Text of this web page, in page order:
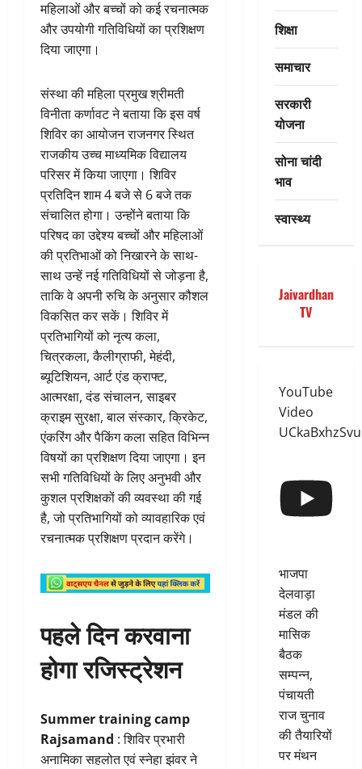
महिलाओं और बच्चों को कई रचनात्मक
और उपयोगी गतिविधियों का प्रशिक्षण
दिया जाएगा।
संस्था की महिला प्रमुख श्रीमती
विनीता कर्णावट ने बताया कि इस वर्ष
शिविर का आयोजन राजनगर स्थित
राजकीय उच्च माध्यमिक विद्यालय
परिसर में किया जाएगा। शिविर
प्रतिदिन शाम 4 बजे से 6 बजे तक
संचालित होगा। उन्होंने बताया कि
परिषद का उद्देश्य बच्चों और महिलाओं
की प्रतिभाओं को निखारने के साथ-
साथ उन्हें नई गतिविधियों से जोड़ना है,
ताकि वे अपनी रुचि के अनुसार कौशल
विकसित कर सकें। शिविर में
प्रतिभागियों को नृत्य कला,
चित्रकला, कैलीग्राफी, मेहंदी,
ब्यूटिशियन, आर्ट एंड क्राफ्ट,
आत्मरक्षा, दंड संचालन, साइबर
क्राइम सुरक्षा, बाल संस्कार, क्रिकेट,
एंकरिंग और पैकिंग कला सहित विभिन्न
विषयों का प्रशिक्षण दिया जाएगा। इन
सभी गतिविधियों के लिए अनुभवी और
कुशल प्रशिक्षकों की व्यवस्था की गई
है, जो प्रतिभागियों को व्यावहारिक एवं
रचनात्मक प्रशिक्षण प्रदान करेंगे।
पहले दिन करवाना
होगा रजिस्ट्रेशन
Summer training camp
Rajsamand : शिविर प्रभारी
अनामिका सहलोत एवं स्नेहा झंवर ने
शिक्षा
समाचार
सरकारी
योजना
सोना चांदी
भाव
स्वास्थ्य
Jaivardhan
TV
YouTube
Video
भाजपा
देलवाड़ा
मंडल की
मासिक
बैठक
सम्पन्न,
पंचायती
राज चुनाव
की तैयारियों
पर मंथन